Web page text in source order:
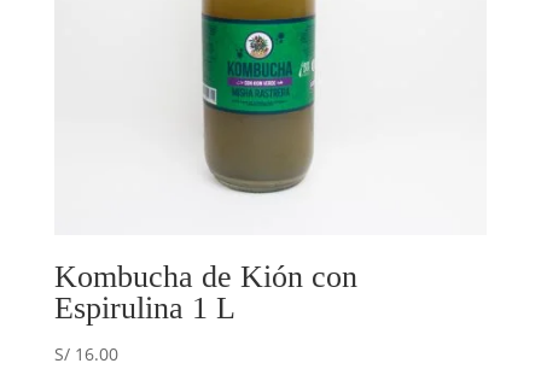
Kombucha de Kión con
Espirulina 1 L
S/16.00